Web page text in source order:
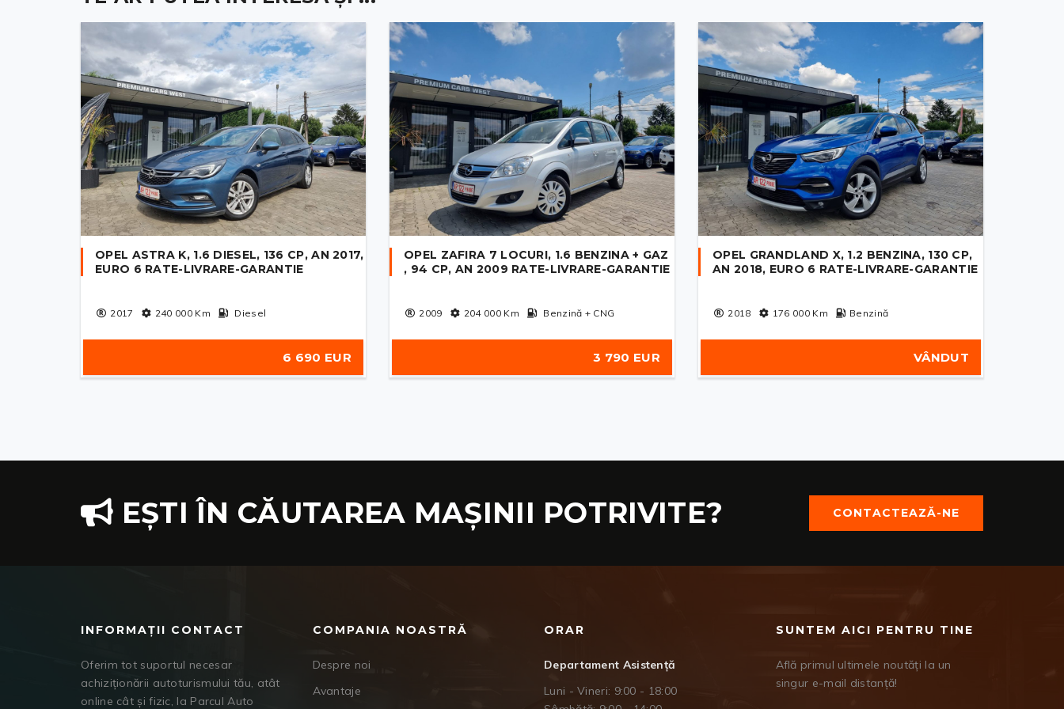
OPEL ASTRA K, 1.6 DIESEL, 136 CP, AN 2017,
EURO 6 RATE-LIVRARE-GARANTIE
2017 240 000Km Diesel
6 690 EUR
OPEL ZAFIRA 7 LOCURI, 1.6 BENZINA + GAZ
, 94 CP, AN 2009 RATE-LIVRARE-GARANTIE
2009 204 000Km Benzină + CNG
3 790 EUR
OPEL GRANDLAND X, 1.2 BENZINA, 130 CP,
AN 2018, EURO 6 RATE-LIVRARE-GARANTIE
2018 176 000Km Benzină
VÂNDUT
EȘTI ÎN CĂUTAREA MAȘINII POTRIVITE? CONTACTEAZĂ-NE
INFORMAȚII CONTACT
Oferim tot suportul necesar
achiziționării autoturismului tău, atât
online cât și fizic, la Parcul Auto
COMPANIA NOASTRĂ
Despre noi
Avantaje
ORAR
Departament Asistență
Luni - Vineri: 9:00 - 18:00
SUNTEM AICI PENTRU TINE
Află primul ultimele noutăți la un
singur e-mail distanță!